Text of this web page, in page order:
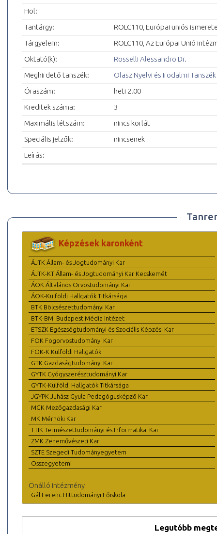
Hol:
Tantárgy:
ROLC110, Európai uniós
Tárgyelem:
ROLC110, Az Európai Unió
Oktató(k):
Rosselli Alessandro Dr.
Meghirdető tanszék:
Olasz Nyelvi és Irodalmi Tanszék
Óraszám:
heti 2.00
Kreditek száma:
3
Maximális létszám:
nincs korlát
Speciális jelzők:
nincsenek
Leírás:
Képzések karonként
ÁJTK Állam- és Jogtudományi Kar
ÁJTK-KT Állam- és Jogtudományi Kar Kecskemét
ÁOK Általános Orvostudományi Kar
ÁOK-Külföldi Hallgatók Titkársága
BTK Bölcsészettudományi Kar
BTK-BMI Budapest Média Intézet
ETSZK Egészségtudományi és Szociális Képzési Kar
FOK Fogorvostudományi Kar
FOK-K Külföldi Hallgatók
GTK Gazdaságtudományi Kar
GYTK Gyógyszerésztudományi Kar
GYTK-Külföldi Hallgatók Titkársága
JGYPK Juhász Gyula Pedagógusképző Kar
MGK Mezőgazdasági Kar
MK Mérnöki Kar
TTIK Természettudományi és Informatikai Kar
ZMK Zeneművészeti Kar
SZTE Szegedi Tudományegyetem
Összegyetemi
Önálló intézmény
Gál Ferenc Hittudományi Főiskola
Legutóbb